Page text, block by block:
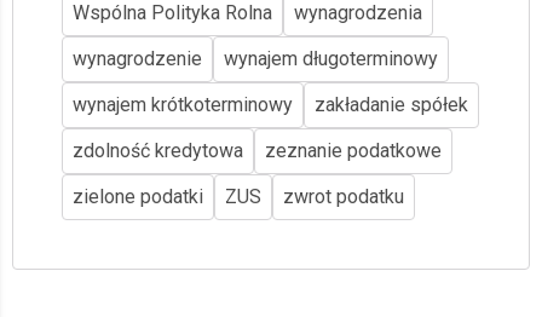
Wspólna Polityka Rolna
wynagrodzenia
wynagrodzenie
wynajem długoterminowy
wynajem krótkoterminowy
zakładanie spółek
zdolność kredytowa
zeznanie podatkowe
zielone podatki
ZUS zwrot podatku